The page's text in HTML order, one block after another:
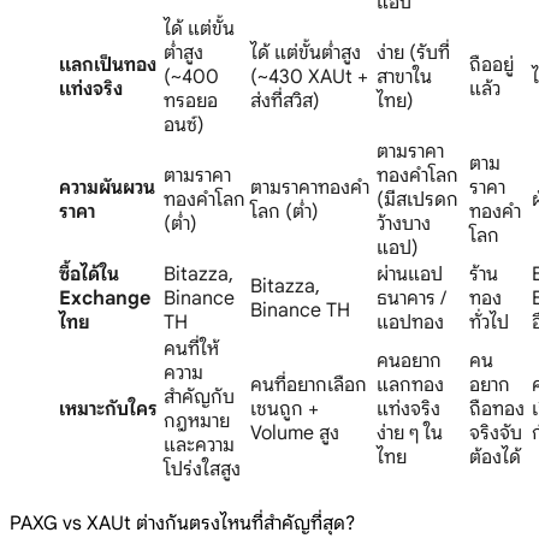
แลกเป็นทอง
แท่งจริง
ได้ แต่ขั้น
ต่ำสูง
(~400
ทรอยอ
อนซ์)
ได้ แต่ขั้นต่ำสูง
(~430 XAUt +
ส่งที่สวิส)
ง่าย (รับที่
สาขาใน
ไทย)
ถืออยู่
แล้ว
ความผันผวน
ราคา
ตามราคา
ทองคำโลก
(ต่ำ)
ตามราคาทองคำ
โลก (ต่ำ)
ตามราคา
ทองคำโลก
(มีสเปรดก
ว้างบาง
แอป)
ตาม
ราคา
ทองคำ
โลก
ซื้อได้ใน
Exchange
ไทย
Bitazza,
Binance
TH
Bitazza,
Binance TH
ผ่านแอป
ธนาคาร /
แอปทอง
ร้าน
ทอง
ทั่วไป
เหมาะกับใคร
คนที่ให้
ความ
สำคัญกับ
กฎหมาย
และความ
โปร่งใสสูง
คนที่อยากเลือก
เชนถูก +
Volume สูง
คนอยาก
แลกทอง
แท่งจริง
ง่าย ๆ ใน
ไทย
คน
อยาก
ถือทอง
จริงจับ
ต้องได้
PAXG vs XAUt ต่างกันตรงไหนที่สำคัญที่สุด?